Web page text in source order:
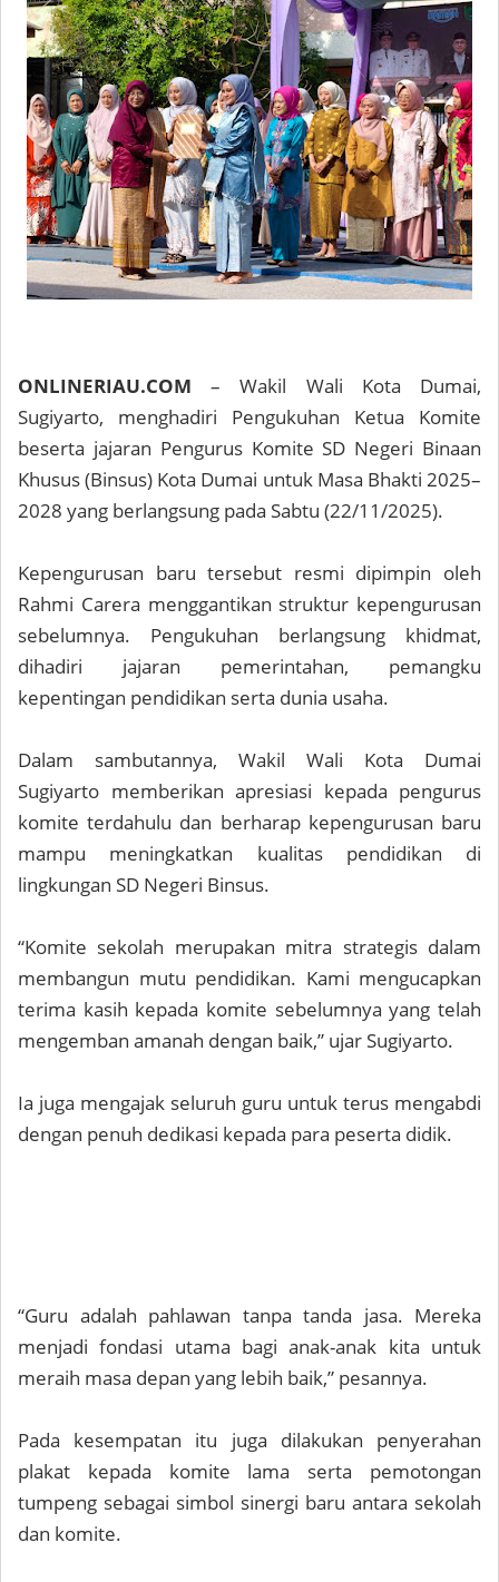
ONLINERIAU.COM – Wakil Wali Kota Dumai,
Sugiyarto, menghadiri Pengukuhan Ketua Komite
beserta jajaran Pengurus Komite SD Negeri Binaan
Khusus (Binsus) Kota Dumai untuk Masa Bhakti 2025–
2028 yang berlangsung pada Sabtu (22/11/2025).
Kepengurusan baru tersebut resmi dipimpin oleh
Rahmi Carera menggantikan struktur kepengurusan
sebelumnya. Pengukuhan berlangsung khidmat,
dihadiri jajaran pemerintahan, pemangku
kepentingan pendidikan serta dunia usaha.
Dalam sambutannya, Wakil Wali Kota Dumai
Sugiyarto memberikan apresiasi kepada pengurus
komite terdahulu dan berharap kepengurusan baru
mampu meningkatkan kualitas pendidikan di
lingkungan SD Negeri Binsus.
“Komite sekolah merupakan mitra strategis dalam
membangun mutu pendidikan. Kami mengucapkan
terima kasih kepada komite sebelumnya yang telah
mengemban amanah dengan baik,” ujar Sugiyarto.
Ia juga mengajak seluruh guru untuk terus mengabdi
dengan penuh dedikasi kepada para peserta didik.
“Guru adalah pahlawan tanpa tanda jasa. Mereka
menjadi fondasi utama bagi anak-anak kita untuk
meraih masa depan yang lebih baik,” pesannya.
Pada kesempatan itu juga dilakukan penyerahan
plakat kepada komite lama serta pemotongan
tumpeng sebagai simbol sinergi baru antara sekolah
dan komite.